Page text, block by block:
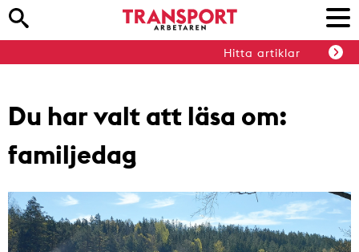
Hitta artiklar
Du har valt att läsa om:
familjedag